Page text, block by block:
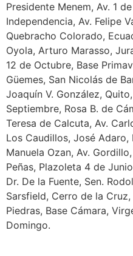
Presidente Menem, Av. 1
Independencia, Av. Felipe
Quebracho Colorado,
Oyola, Arturo Marasso,
12 de Octubre, Base
Güemes, San Nicolás de
Joaquín V. González,
Septiembre, Rosa B. de
Teresa de Calcuta, Av.
Los Caudillos, José Adaro,
Manuela Ozan, Av.
Peñas, Plazoleta 4 de
Dr. De la Fuente, Sen.
Sarsfield, Cerro de la
Piedras, Base Cámara,
Domingo.